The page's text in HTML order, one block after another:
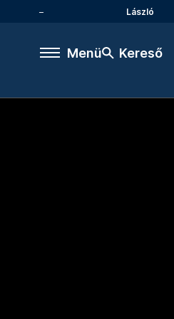
László
Menü Kereső